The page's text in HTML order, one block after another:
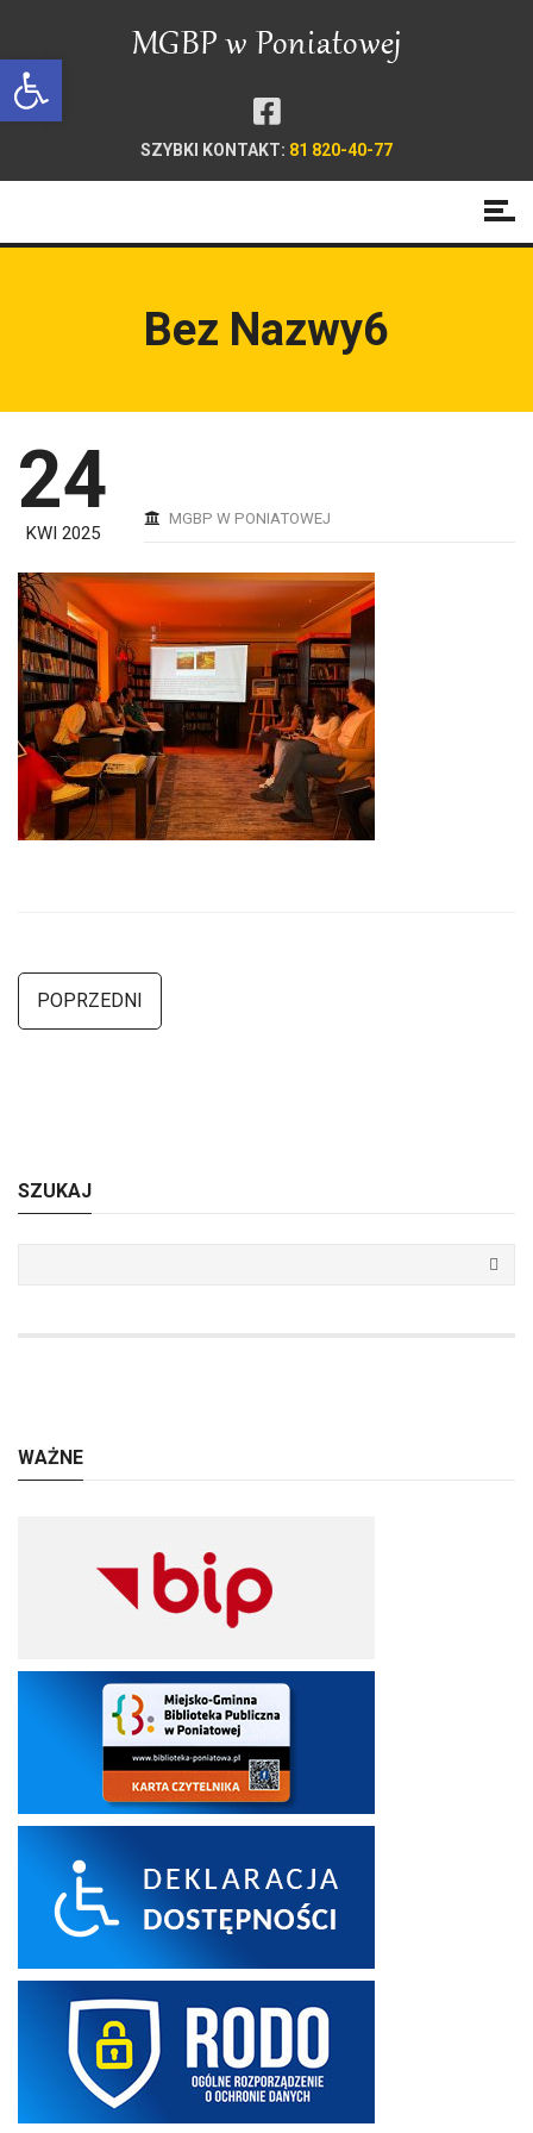
Open toolbar
SZYBKI KONTAKT: 81 820-40-77
Bez Nazwy6
24
KWI 2025
MGBP W PONIATOWEJ
POPRZEDNI
SZUKAJ
WAŻNE